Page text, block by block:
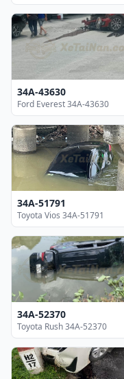
34A-43630
Ford Everest 34A-43630
34A-51791
Toyota Vios 34A-51791
34A-52370
Toyota Rush 34A-52370